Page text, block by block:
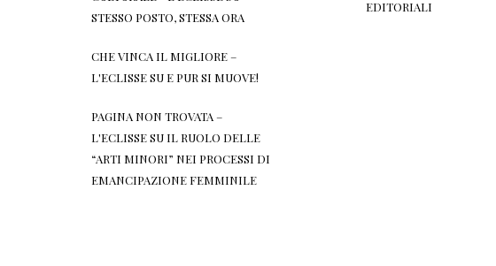
STESSO POSTO, STESSA ORA
CHE VINCA IL MIGLIORE –
L'ECLISSESU E PUR SI MUOVE!
PAGINA NON TROVATA –
L'ECLISSESU IL RUOLO DELLE
“ARTI MINORI” NEI PROCESSI DI
EMANCIPAZIONE FEMMINILE
EDITORIALI